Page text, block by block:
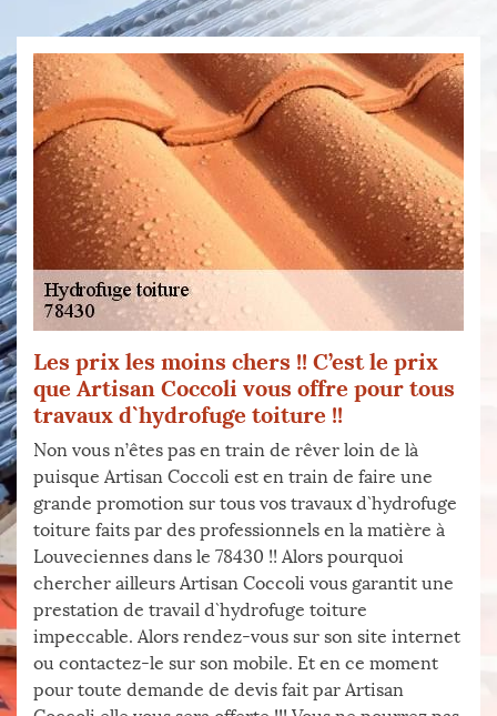
Les prix les moins chers !! C’est le prix
que Artisan Coccoli vous offre pour tous
travaux d`hydrofuge toiture !!
Non vous n’êtes pas en train de rêver loin de là
puisque Artisan Coccoli est en train de faire une
grande promotion sur tous vos travaux d`hydrofuge
toiture faits par des professionnels en la matière à
Louveciennes dans le 78430 !! Alors pourquoi
chercher ailleurs Artisan Coccoli vous garantit une
prestation de travail d`hydrofuge toiture
impeccable. Alors rendez-vous sur son site internet
ou contactez-le sur son mobile. Et en ce moment
pour toute demande de devis fait par Artisan